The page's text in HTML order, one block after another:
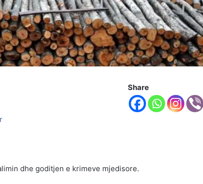
Share
dhe goditjen e krimeve mjedisore.